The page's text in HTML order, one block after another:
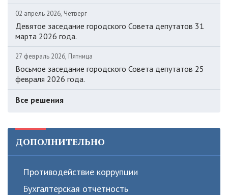
02 апрель 2026, Четверг
Девятое заседание городского Совета депутатов 31
марта 2026 года.
27 февраль 2026, Пятница
Восьмое заседание городского Совета депутатов 25
февраля 2026 года.
Все решения
ДОПОЛНИТЕЛЬНО
Противодействие коррупции
Бухгалтерская отчетность